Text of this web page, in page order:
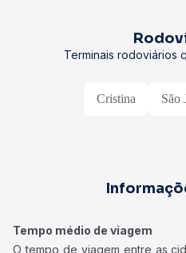
Terminais rodoviários
Cristina São
Tempo médio de viagem
O tempo de viagem entre as